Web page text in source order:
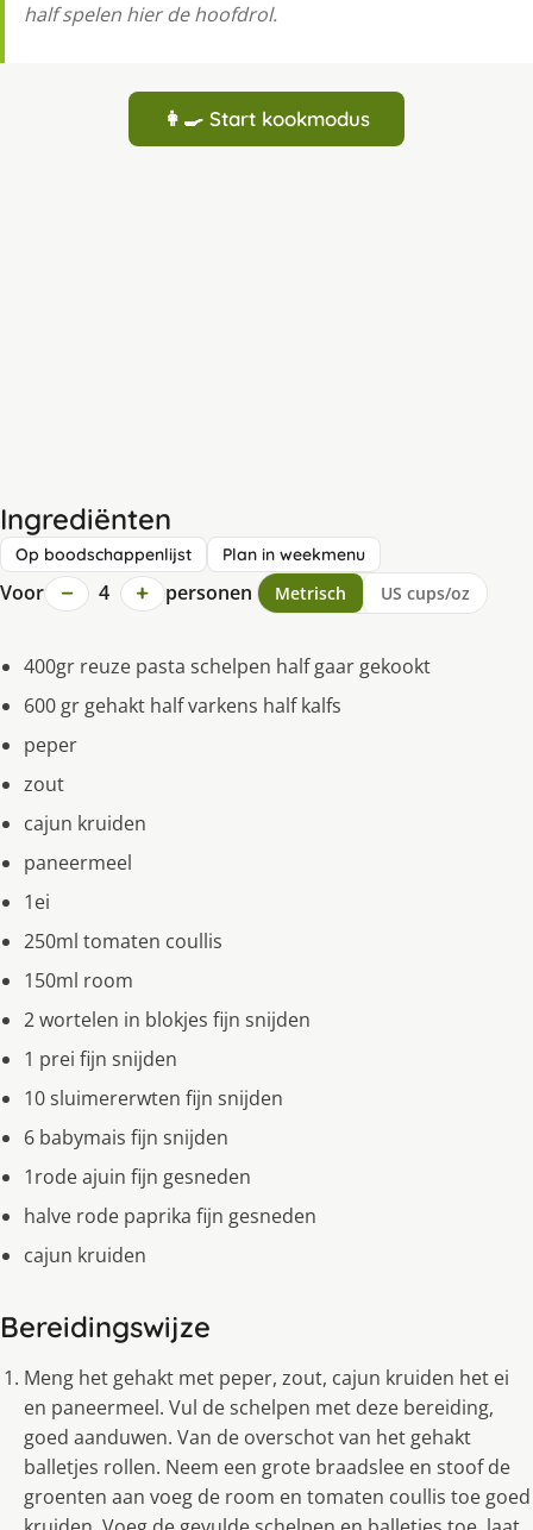
half spelen hier de hoofdrol.
👩‍🍳 Start kookmodus
Ingrediënten
Op boodschappenlijst Plan in weekmenu
Voor − 4 + personen Metrisch US cups/oz
400gr reuze pasta schelpen half gaar gekookt
600 gr gehakt half varkens half kalfs
peper
zout
cajun kruiden
paneermeel
1ei
250ml tomaten coullis
150ml room
2 wortelen in blokjes fijn snijden
1 prei fijn snijden
10 sluimererwten fijn snijden
6 babymais fijn snijden
1rode ajuin fijn gesneden
halve rode paprika fijn gesneden
cajun kruiden
Bereidingswijze
Meng het gehakt met peper, zout, cajun kruiden het ei
en paneermeel. Vul de schelpen met deze bereiding,
goed aanduwen. Van de overschot van het gehakt
balletjes rollen. Neem een grote braadslee en stoof de
groenten aan voeg de room en tomaten coullis toe goed